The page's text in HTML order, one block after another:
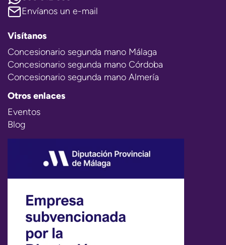
Envíanos un e-mail
Visítanos
Concesionario segunda mano Málaga
Concesionario segunda mano Córdoba
Concesionario segunda mano Almería
Otros enlaces
Eventos
Blog